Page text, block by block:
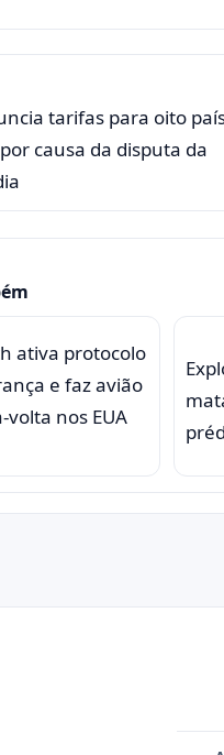
tarifas para oito
causa da disputa da
ativa protocolo
e faz avião
volta nos EUA